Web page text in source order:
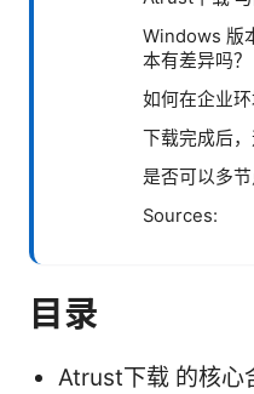
Windows 版
本有差异吗？
如何在企业
下载完成后，
是否可以多节
Sources:
目录
Atrust下载 的核心